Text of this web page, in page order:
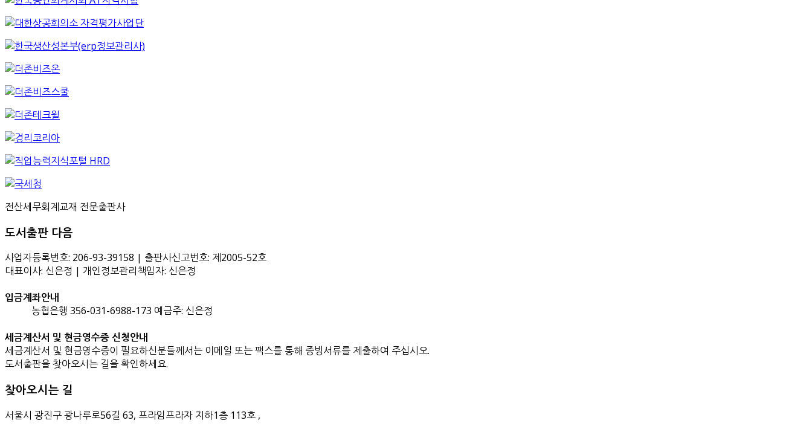
전산세무회계교재 전문출판사
도서출판 다음
사업자등록번호: 206-93-39158 | 출판사신고번호: 제2005-52호
대표이사: 신은정 | 개인정보관리책임자: 신은정
입금계좌안내
농협은행 356-031-6988-173 예금주: 신은정
세금계산서 및 현금영수증 신청안내
세금계산서 및 현금영수증이 필요하신분들께서는 이메일 또는 팩스를 통해 증빙서류를 제출하여 주십시오.
도서출판을 찾아오시는 길을 확인하세요.
찾아오시는 길
서울시 광진구 광나루로56길 63, 프라임프라자 지하1층 113호 ,